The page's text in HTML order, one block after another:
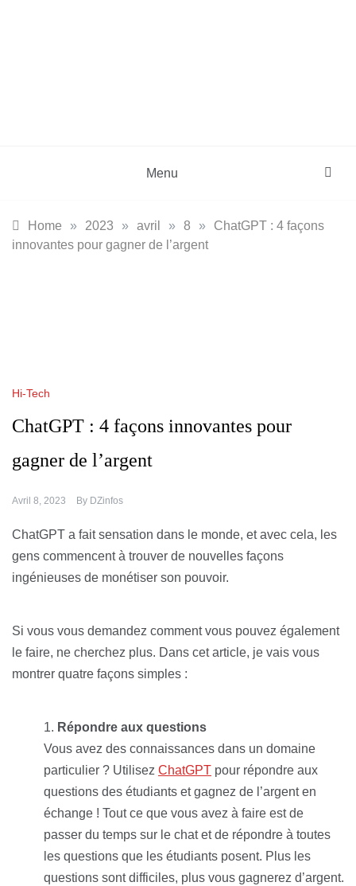
Menu
Home » 2023 » avril » 8 »
ChatGPT : 4 façons
innovantes pour gagner de l’argent
Hi-Tech
ChatGPT : 4 façons innovantes pour
gagner de l’argent
Avril 8, 2023 By DZinfos
ChatGPT a fait sensation dans le monde, et avec cela, les
gens commencent à trouver de nouvelles façons
ingénieuses de monétiser son pouvoir.
Si vous vous demandez comment vous pouvez également
le faire, ne cherchez plus. Dans cet article, je vais vous
montrer quatre façons simples :
Répondre aux questions
Vous avez des connaissances dans un domaine
particulier ? Utilisez ChatGPT pour répondre aux
questions des étudiants et gagnez de l’argent en
échange ! Tout ce que vous avez à faire est de
passer du temps sur le chat et de répondre à toutes
les questions que les étudiants posent. Plus les
questions sont difficiles, plus vous gagnerez d’argent.